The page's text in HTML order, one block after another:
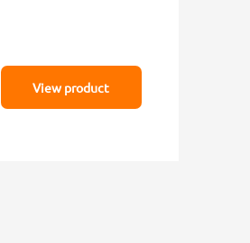
View product